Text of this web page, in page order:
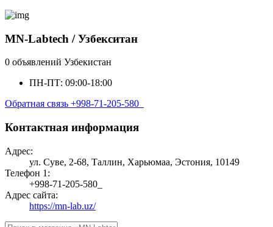
MN-Labtech / Узбекситан
0 объявлений Узбекистан
ПН-ПТ: 09:00-18:00
Обратная связь +998-71-205-580_
Контактная информация
Адрес:
ул. Суве, 2-68, Таллин, Харьюмаа, Эстония, 10149
Телефон 1:
+998-71-205-580_
Адрес сайта:
https://mn-lab.uz/